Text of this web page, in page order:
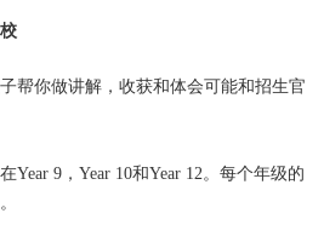
帮你做讲解，收获和体会可能和招生官
Year 9，Year 10和Year 12。每个年级的